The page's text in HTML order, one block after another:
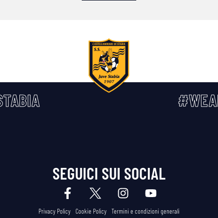
SEGUICI SUI SOCIAL
Privacy Policy Cookie Policy Termini e condizioni generali